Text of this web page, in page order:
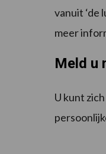
vanuit ‘de
meer
Meld u
U kunt